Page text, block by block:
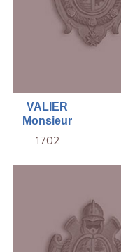
VALIER
Monsieur
1702